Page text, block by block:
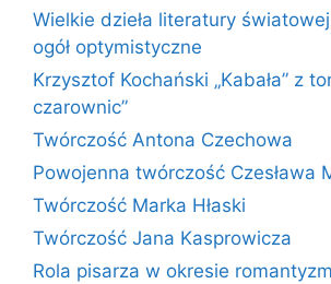
Wielkie dzieła literatury
ogół optymistyczne
Krzysztof Kochański „Kabała” z
czarownic”
Twórczość Antona Czechowa
Powojenna twórczość Czesława
Twórczość Marka Hłaski
Twórczość Jana Kasprowicza
Rola pisarza w okresie